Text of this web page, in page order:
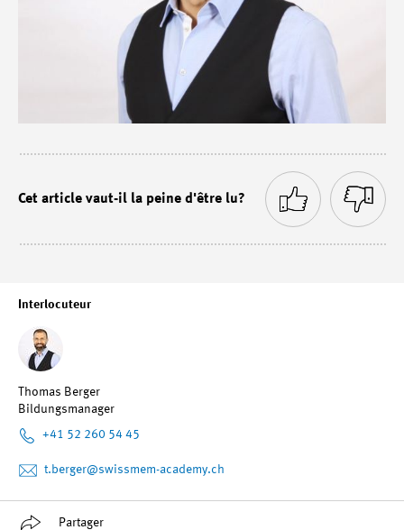
Interlocuteur
Thomas Berger
Bildungsmanager
+41 52 260 54 45
t.berger@swissmem-academy.ch
Partager
Cet article vaut-il la peine d'être lu?